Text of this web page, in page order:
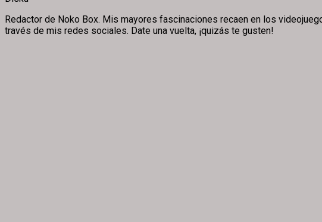
Redactor de Noko Box. Mis mayores fascinaciones recaen en los
través de mis redes sociales. Date una vuelta, ¡quizás te gusten!